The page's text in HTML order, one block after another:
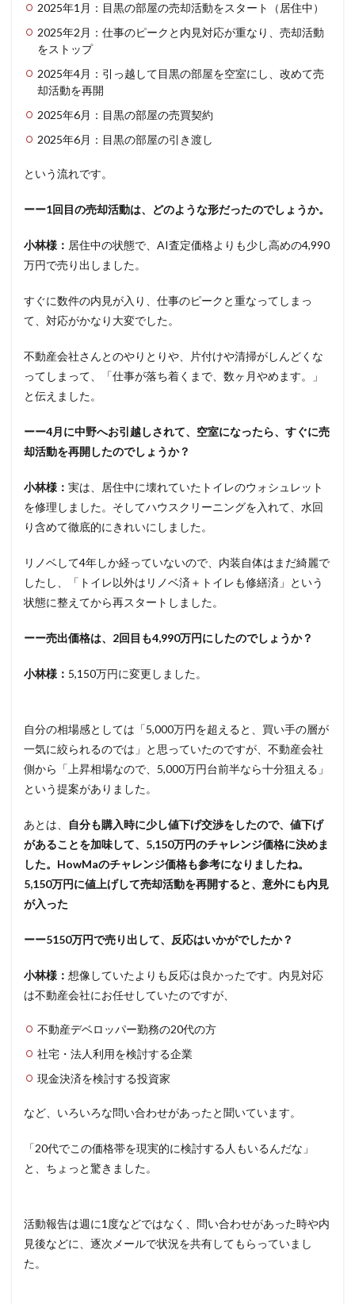
2025年1月：目黒の部屋の売却活動をスタート（居住中）
2025年2月：仕事のピークと内見対応が重なり、売却活動
をストップ
2025年4月：引っ越して目黒の部屋を空室にし、改めて売
却活動を再開
2025年6月：目黒の部屋の売買契約
2025年6月：目黒の部屋の引き渡し
という流れです。
ーー1回目の売却活動は、どのような形だったのでしょうか。
小林様： 居住中の状態で、AI査定価格よりも少し高めの4,990
万円で売り出しました。
すぐに数件の内見が入り、仕事のピークと重なってしまっ
て、対応がかなり大変でした。
不動産会社さんとのやりとりや、片付けや清掃がしんどくな
ってしまって、「仕事が落ち着くまで、数ヶ月やめます。」
と伝えました。
ーー4月に中野へお引越しされて、空室になったら、すぐに売
却活動を再開したのでしょうか？
小林様： 実は、居住中に壊れていたトイレのウォシュレット
を修理しました。そしてハウスクリーニングを入れて、水回
り含めて徹底的にきれいにしました。
リノベして4年しか経っていないので、内装自体はまだ綺麗で
したし、「トイレ以外はリノベ済＋トイレも修繕済」という
状態に整えてから再スタートしました。
ーー売出価格は、2回目も4,990万円にしたのでしょうか？
小林様： 5,150万円に変更しました。
自分の相場感としては「5,000万円を超えると、買い手の層が
一気に絞られるのでは」と思っていたのですが、不動産会社
側から「上昇相場なので、5,000万円台前半なら十分狙える」
という提案がありました。
あとは、
自分も購入時に少し値下げ交渉をしたので、値下げ
があることを加味して、5,150万円のチャレンジ価格に決めま
した。HowMaのチャレンジ価格も参考になりましたね。
5,150万円に値上げして売却活動を再開すると、意外にも内見
が入った
ーー5150万円で売り出して、反応はいかがでしたか？
小林様： 想像していたよりも反応は良かったです。内見対応
は不動産会社にお任せしていたのですが、
不動産デベロッパー勤務の20代の方
社宅・法人利用を検討する企業
現金決済を検討する投資家
など、いろいろな問い合わせがあったと聞いています。
「20代でこの価格帯を現実的に検討する人もいるんだな」
と、ちょっと驚きました。
活動報告は週に1度などではなく、問い合わせがあった時や内
見後などに、逐次メールで状況を共有してもらっていまし
た。